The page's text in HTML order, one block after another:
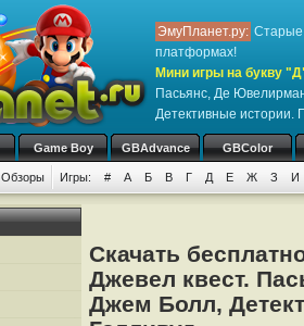
ЭмуПланет.ру: Старые
платформах!
Мини игры на букву
Пасьянс, Де
Детективные истории.
Game Boy GBAdvance GBColor
Обзоры Игры: # А Б В Г Д Е Ж З И
Скачать
Джевел квест.
Джем Болл,